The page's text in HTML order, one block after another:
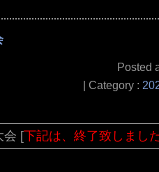
Posted
| Category :
会 [下記は、終了致しまし